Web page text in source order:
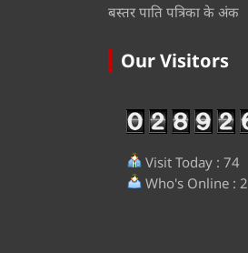
बस्तर पाति पत्रिका के अंक
Our Visitors
Visit Today : 74
Who's Online : 2